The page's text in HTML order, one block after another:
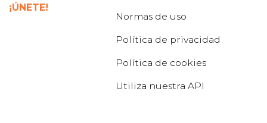
¡ÚNETE!
Normas de uso
Política de privacidad
Política de cookies
Utiliza nuestra API